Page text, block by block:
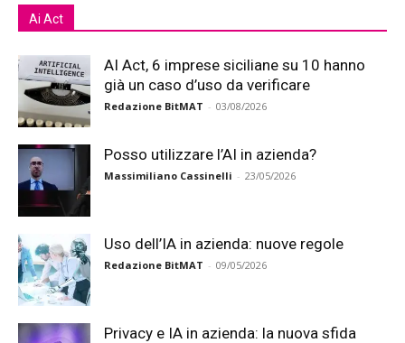
Ai Act
AI Act, 6 imprese siciliane su 10 hanno
già un caso d’uso da verificare
Redazione BitMAT - 03/08/2026
Posso utilizzare l’AI in azienda?
Massimiliano Cassinelli - 23/05/2026
Uso dell’IA in azienda: nuove regole
Redazione BitMAT - 09/05/2026
Privacy e IA in azienda: la nuova sfida